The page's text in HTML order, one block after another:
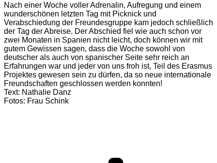
Nach einer Woche voller Adrenalin, Aufregung und einem
wunderschönen letzten Tag mit Picknick und
Verabschiedung der Freundesgruppe kam jedoch schließlich
der Tag der Abreise. Der Abschied fiel wie auch schon vor
zwei Monaten in Spanien nicht leicht, doch können wir mit
gutem Gewissen sagen, dass die Woche sowohl von
deutscher als auch von spanischer Seite sehr reich an
Erfahrungen war und jeder von uns froh ist, Teil des Erasmus
Projektes gewesen sein zu dürfen, da so neue internationale
Freundschaften geschlossen werden konnten!
Text: Nathalie Danz
Fotos: Frau Schink